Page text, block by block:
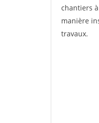
chantiers
manière
travaux.